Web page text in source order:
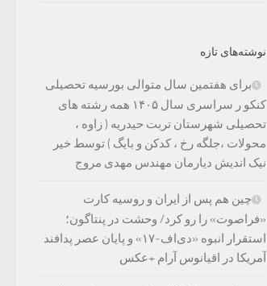
نوشته‌های تازه
برای هفتمین سال متوالی بورسیه تحصیلی
کنکو ر سراسری سال ۱۴۰۵ همه رشته های
تحصیلی شهرستان تربت حیدریه ( زاوه ،
محولات ،جلگه رخ ، کدکن و بایگ ) توسط خیر
نیک اندیش دیارمان مهندس مهدی مروج
چین هم پس از ایران و روسیه کارت
«فراصوت» را رو کرد/ وحشت در پنتاگون؛
استقرار انبوه «دی‌اف‑۱۷» و پایان عصر پدافند
آمریکا در اقیانوس آرام +عکس